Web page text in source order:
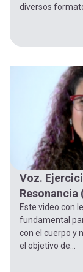
diversos
Voz.
Resonancia
Este video con
fundamental
con el cuerpo y
el objetivo de...